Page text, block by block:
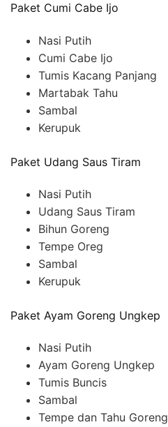
Paket Cumi Cabe Ijo
Nasi Putih
Cumi Cabe Ijo
Tumis Kacang Panjang
Martabak Tahu
Sambal
Kerupuk
Paket Udang Saus Tiram
Nasi Putih
Udang Saus Tiram
Bihun Goreng
Tempe Oreg
Sambal
Kerupuk
Paket Ayam Goreng Ungkep
Nasi Putih
Ayam Goreng Ungkep
Tumis Buncis
Sambal
Tempe dan Tahu Goreng